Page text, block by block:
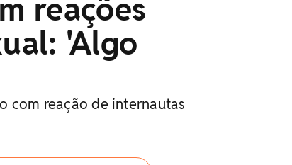
reações
'Algo
com reação de internautas